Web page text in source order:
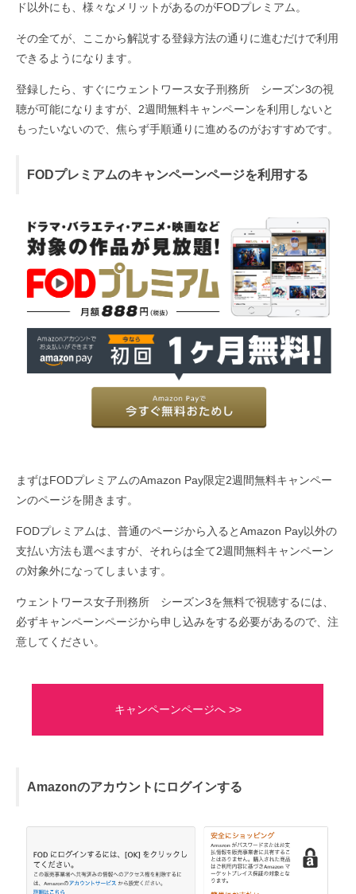
ド以外にも、様々なメリットがあるのがFODプレミアム。
その全てが、ここから解説する登録方法の通りに進むだけで利用
できるようになります。
登録したら、すぐにウェントワース女子刑務所 シーズン3の視
聴が可能になりますが、2週間無料キャンペーンを利用しないと
もったいないので、焦らず手順通りに進めるのがおすすめです。
FODプレミアムのキャンペーンページを利用する
まずはFODプレミアムのAmazon Pay限定2週間無料キャンペー
ンのページを開きます。
FODプレミアムは、普通のページから入るとAmazon Pay以外の
支払い方法も選べますが、それらは全て2週間無料キャンペーン
の対象外になってしまいます。
ウェントワース女子刑務所 シーズン3を無料で視聴するには、
必ずキャンペーンページから申し込みをする必要があるので、注
意してください。
キャンペーンページへ >>
Amazonのアカウントにログインする